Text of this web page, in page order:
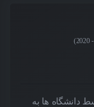
دانشگاه ها به